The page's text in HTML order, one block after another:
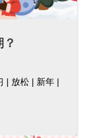
放松
新年